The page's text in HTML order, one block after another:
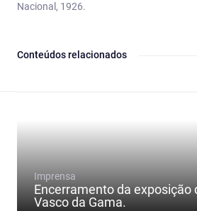
Nacional, 1926.
Conteúdos relacionados
Imprensa
Encerramento da exposição
Vasco da Gama.